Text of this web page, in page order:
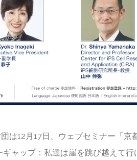
は12月17日、ウェブセミナー「
ャップ：私達は崖を跳び越えて行